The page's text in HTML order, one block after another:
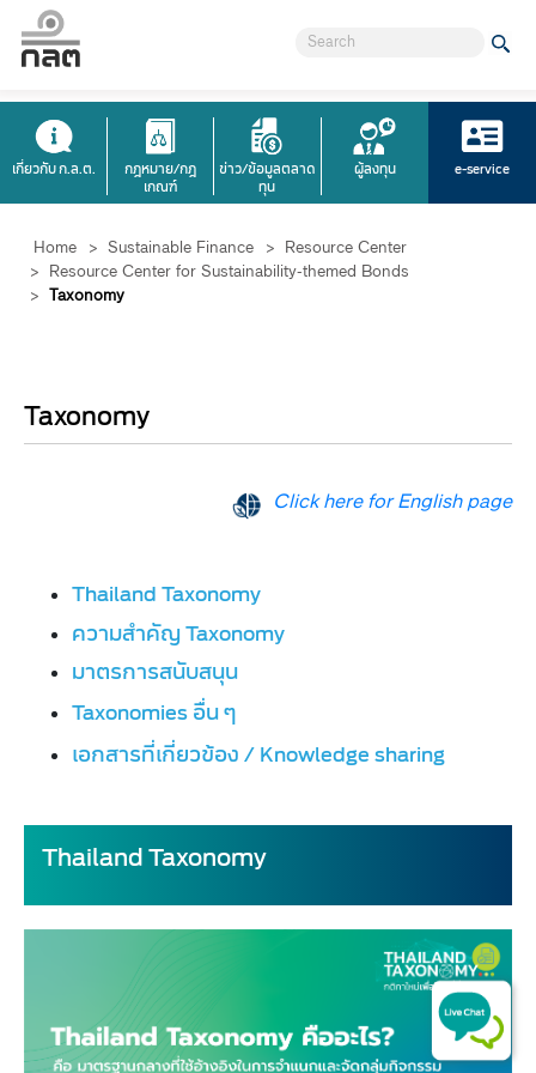
เกี่ยวกับ ก.ล.ต.
กฎหมาย/กฎ
เกณฑ์
ข่าว/ข้อมูลตลาด
ทุน
ผู้ลงทุน e-service
Home > Sustainable Finance > Resource Center
> Resource Center for Sustainability-themed Bonds
> Taxonomy
Taxonomy
Click​​ here for English page
ThailandTaxonomy​
ความสำคัญ Taxonomy
มาตรการสนับสนุน
Taxonomies อื่น​ ๆ
เอกสารที่เกี่ยวข้อง / Knowledge sharing​
Thailand Taxon​​​omy​​